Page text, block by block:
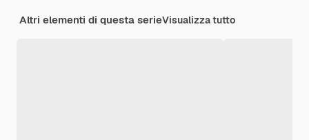
Altri elementi di questa serieVisualizza tutto